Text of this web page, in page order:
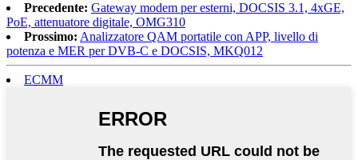
Precedente: Gateway modem per esterni, DOCSIS 3.1, 4xGE,
PoE, attenuatore digitale, OMG310
Prossimo: Analizzatore QAM portatile con APP, livello di
potenza e MER per DVB-C e DOCSIS, MKQ012
ECMM